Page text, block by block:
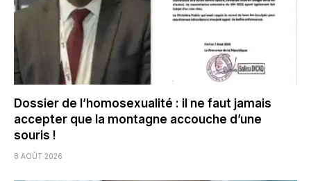
Dossier de l’homosexualité : il ne faut jamais
accepter que la montagne accouche d’une
souris !
8 AOÛT 2026